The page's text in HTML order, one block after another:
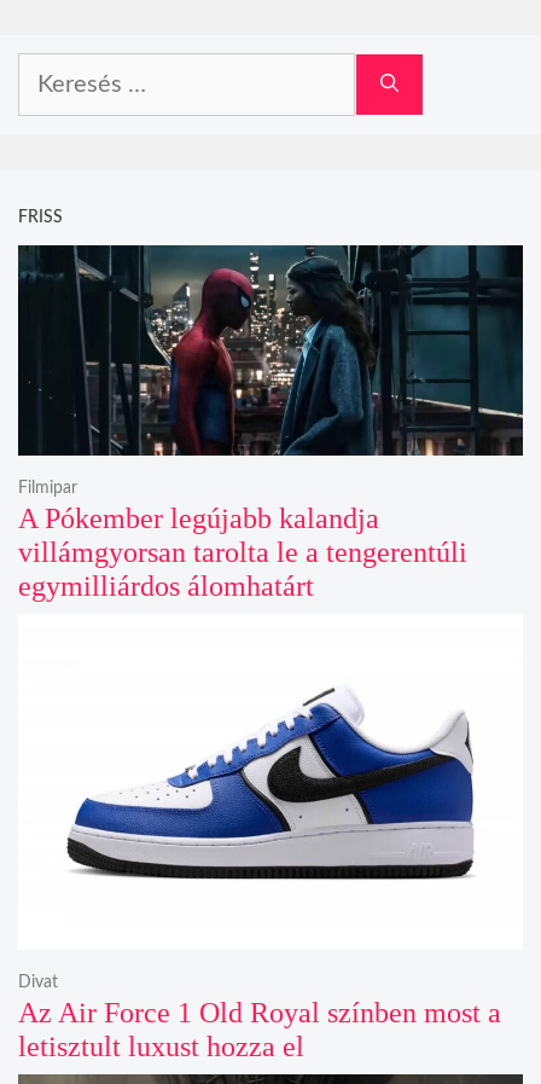
FRISS
A Pókember legújabb kalandja
villámgyorsan tarolta le a tengerentúli
egymilliárdos álomhatárt
Filmipar
Az Air Force 1 Old Royal színben most a
letisztult luxust hozza el
Divat